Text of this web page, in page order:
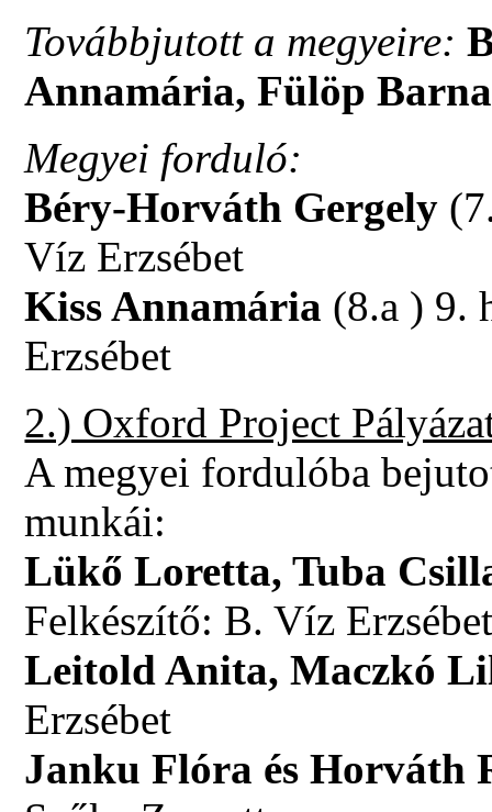
Továbbjutott a megyeire:
Annamária, Fülöp
Megyei forduló:
Béry-Horváth Gergely
Víz Erzsébet
Kiss Annamária (8.a ) 9.
Erzsébet
2.) Oxford Project
A megyei fordulóba
munkái:
Lükő Loretta, Tuba
Felkészítő: B. Víz
Leitold Anita, Maczkó
Erzsébet
Janku Flóra és Horváth